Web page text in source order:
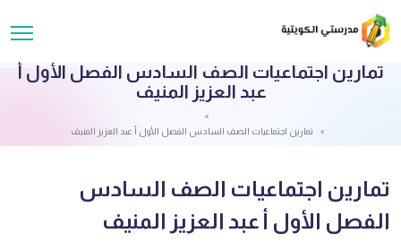
تمارين اجتماعيات الصف السادس الفصل الأول أ
عبد العزيز المنيف
تمارين اجتماعيات الصف السادس الفصل الأول أ عبد العزيز المنيف
تمارين اجتماعيات الصف السادس
الفصل الأول أ عبد العزيز المنيف